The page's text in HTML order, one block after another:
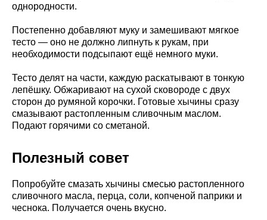
однородности.
Постепенно добавляют муку и замешивают мягкое
тесто — оно не должно липнуть к рукам, при
необходимости подсыпают ещё немного муки.
Тесто делят на части, каждую раскатывают в тонкую
лепёшку. Обжаривают на сухой сковороде с двух
сторон до румяной корочки. Готовые хычины сразу
смазывают растопленным сливочным маслом.
Подают горячими со сметаной.
Полезный совет
Попробуйте смазать хычины смесью растопленного
сливочного масла, перца, соли, копченой паприки и
чеснока. Получается очень вкусно.